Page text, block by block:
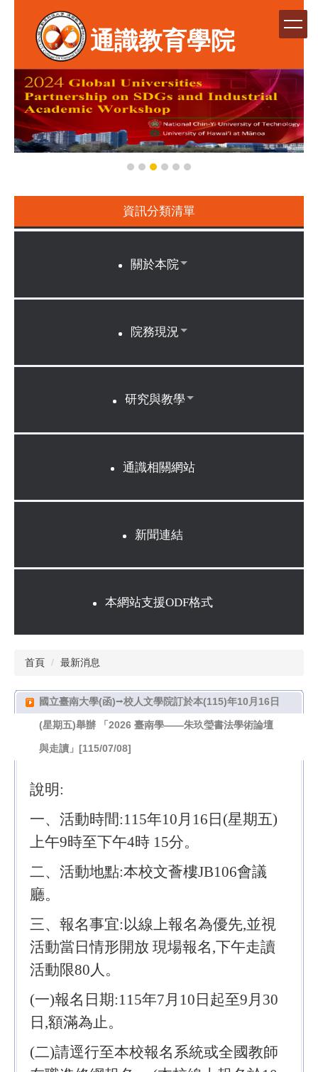
內
通識教育學院
資訊分類清單
關於本院
院務現況
研究與教學
通識相關網站
新聞連結
本網站支援ODF格式
首頁 最新消息
國立臺南大學(函)⭢校人文學院訂於本(115)年10月16日
(星期五)舉辦 「2026 臺南學——朱玖瑩書法學術論壇
與走讀」[115/07/08]
說明:
一、活動時間:115年10月16日(星期五)
上午9時至下午4時 15分。
二、活動地點:本校文薈樓JB106會議
廳。
三、報名事宜:以線上報名為優先,並視
活動當日情形開放 現場報名,下午走讀
活動限80人。
(一)報名日期:115年7月10日起至9月30
日,額滿為止。
(二)請逕行至本校報名系統或全國教師